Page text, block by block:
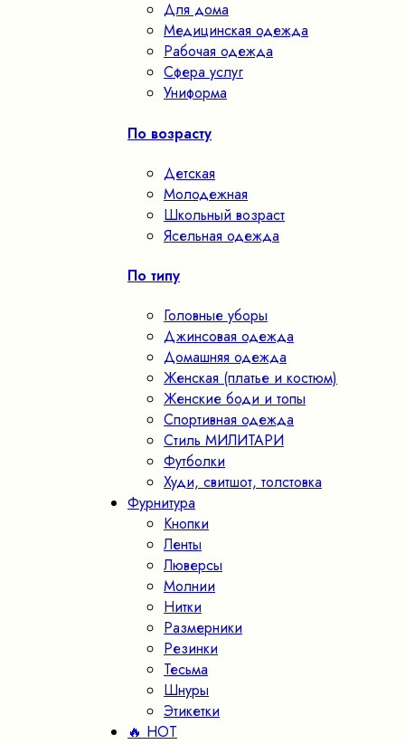
Для дома
Медицинская одежда
Рабочая одежда
Сфера услуг
Униформа
По возрасту
Детская
Молодежная
Школьный возраст
Ясельная одежда
По типу
Головные уборы
Джинсовая одежда
Домашняя одежда
Женская (платье и костюм)
Женские боди и топы
Спортивная одежда
Стиль МИЛИТАРИ
Футболки
Худи, свитшот, толстовка
Фурнитура
Кнопки
Ленты
Люверсы
Молнии
Нитки
Размерники
Резинки
Тесьма
Шнуры
Этикетки
🔥 HOT